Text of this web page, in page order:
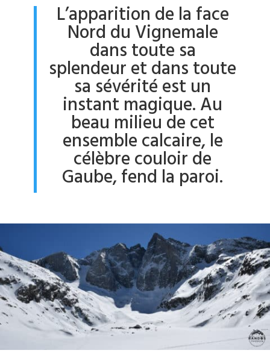
L’apparition de la face
Nord du Vignemale
dans toute sa
splendeur et dans toute
sa sévérité est un
instant magique. Au
beau milieu de cet
ensemble calcaire, le
célèbre couloir de
Gaube, fend la paroi.